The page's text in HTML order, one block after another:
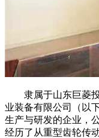
隶属于山东巨菱投
业装备有限公司（以
生产与研发的企业，
经历了从重型齿轮传